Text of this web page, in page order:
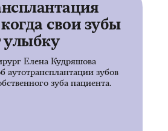
свои зубы
улыбку
Елена Кудряшова
аутотрансплантации зубов
зуба пациента.